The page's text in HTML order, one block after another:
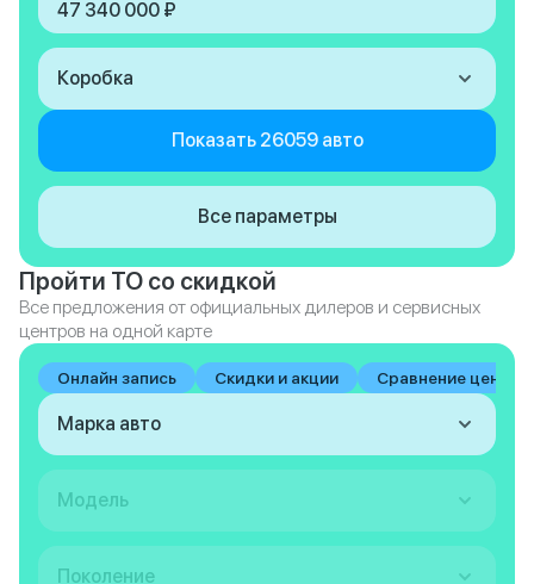
Коробка
Показать 26059 авто
Все параметры
Пройти ТО со скидкой
Все предложения от официальных дилеров и сервисных
центров на одной карте
Онлайн запись Скидки и акции Сравнение цен на
Марка авто
Модель
Поколение